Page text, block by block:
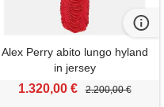
Alex Perry abito lungo hyland
in jersey
1.320,00 € 2.200,00 €